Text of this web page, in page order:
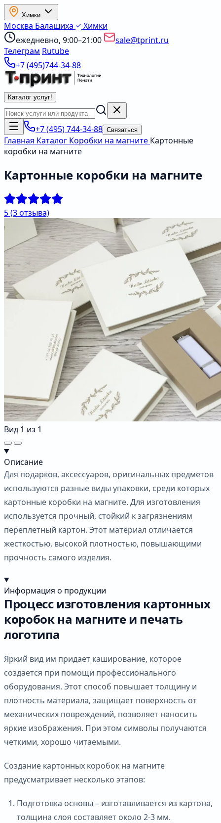
Химки
Москва Балашиха
Химки
ежедневно, 9:00–21:00
sale@tprint.ru
Телеграм Rutube
+7 (495)744-34-88
Каталог услуг!
+7 (495) 744-34-88 Связаться
Главная Каталог Коробки на магните Картонные
коробки на магните
Картонные коробки на магните
5(3 отзыва)
Вид 1 из 1
Описание
Для подарков, аксессуаров, оригинальных предметов
используются разные виды упаковки, среди которых
картонные коробки на магните. Для изготовления
используется прочный, стойкий к загрязнениям
переплетный картон. Этот материал отличается
жесткостью, высокой плотностью, повышающими
прочность самого изделия.
Информация о продукции
Процесс изготовления картонных
коробок на магните и печать
логотипа
Яркий вид им придает каширование, которое
создается при помощи профессионального
оборудования. Этот способ повышает толщину и
плотность материала, защищает поверхность от
механических повреждений, позволяет наносить
яркие изображения. При этом символы получаются
четкими, хорошо читаемыми.
Создание картонных коробок на магните
предусматривает несколько этапов:
Подготовка основы – изготавливается из картона,
толщина слоя составляет около 2-3 мм.